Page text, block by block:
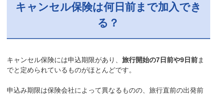
キャンセル保険は何日前まで加入でき
る？
キャンセル保険には申込期限があり、旅行開始の7日前や9日前ま
でと定められているものがほとんどです。
申込み期限は保険会社によって異なるものの、旅行直前の出発前